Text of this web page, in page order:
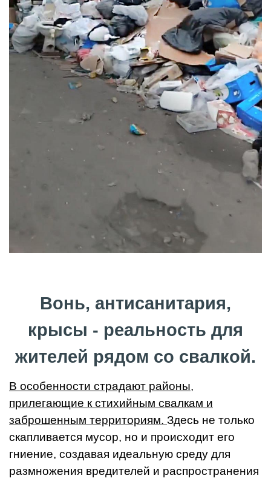
Вонь, антисанитария,
крысы - реальность для
жителей рядом со свалкой.
В особенности страдают районы,
прилегающие к стихийным свалкам и
заброшенным территориям. Здесь не только
скапливается мусор, но и происходит его
гниение, создавая идеальную среду для
размножения вредителей и распространения